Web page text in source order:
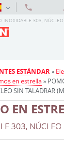
INOXIDABLE 303,
ESTÁNDAR»
en estrella»
SIN TALADRAR
EN
303, NÚCLEO